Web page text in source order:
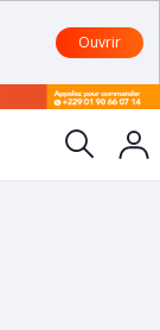
Ouvrir